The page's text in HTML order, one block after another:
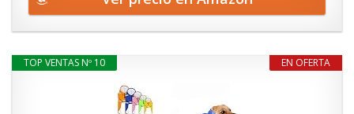
EN OFERTA
TOP VENTAS Nº 10